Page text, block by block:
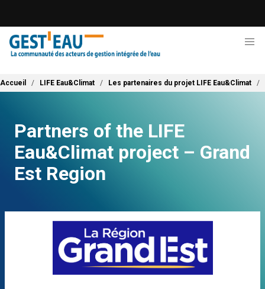
contenu
principal
Fil d'Ariane
Accueil LIFE Eau&Climat Les partenaires du projet LIFE Eau&Climat
Partners of the LIFE
Eau&Climat project – Grand
Est Region